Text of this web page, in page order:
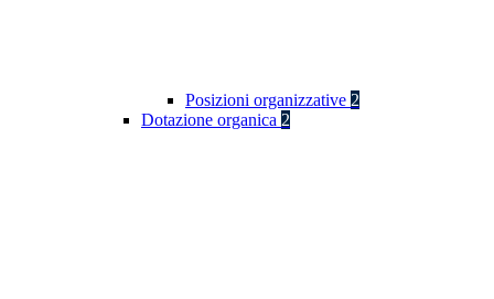
Posizioni organizzative 2
Dotazione organica 2